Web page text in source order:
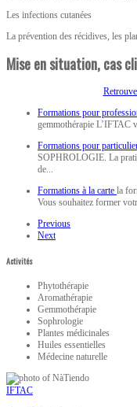
Les infections cutanées
La prévention des récidives, les
Mise en situation, cas
Formations pour
gemmothérapie L’IFTAC
Formations pour
SOPHROLOGIE. La
de...
Formations à la carte la
Vous souhaitez former
Previous
Next
Activités
Phytothérapie
Aromathérapie
Gemmothérapie
Sophrologie
Plantes médicinales
Huiles essentielles
Médecine naturelle
IFTAC